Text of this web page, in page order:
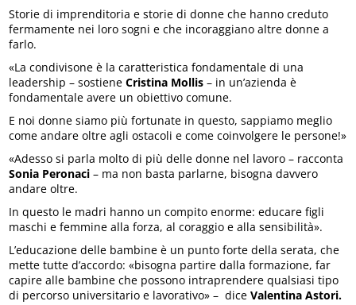
Storie di imprenditoria e storie di donne che hanno creduto
fermamente nei loro sogni e che incoraggiano altre donne a
farlo.
«La condivisone è la caratteristica fondamentale di una
leadership – sostieneCristina Mollis – in un’azienda è
fondamentale avere un obiettivo comune.
E noi donne siamo più fortunate in questo, sappiamo meglio
come andare oltre agli ostacoli e come coinvolgere le persone!»
«Adesso si parla molto di più delle donne nel lavoro – racconta
Sonia Peronaci – ma non basta parlarne, bisogna davvero
andare oltre.
In questo le madri hanno un compito enorme: educare figli
maschi e femmine alla forza, al coraggio e alla sensibilità».
L’educazione delle bambine è un punto forte della serata, che
mette tutte d’accordo: «bisogna partire dalla formazione, far
capire alle bambine che possono intraprendere qualsiasi tipo
di percorso universitario e lavorativo» – diceValentina Astori.